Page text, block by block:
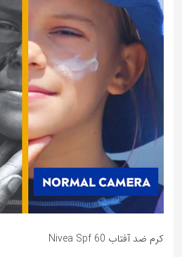
کرم ضد آفتاب Nivea Spf 60